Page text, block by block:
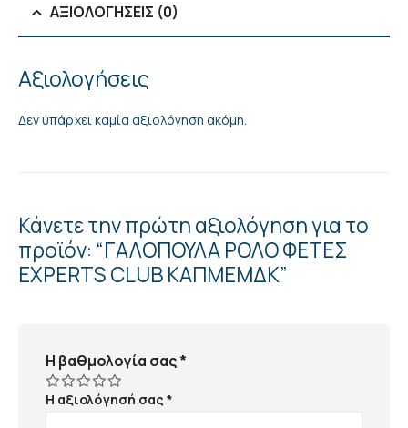
ΑΞΙΟΛΟΓΉΣΕΙΣ (0)
Αξιολογήσεις
Δεν υπάρχει καμία αξιολόγηση ακόμη.
Κάνετε την πρώτη αξιολόγηση για το
προϊόν: “ΓΑΛΟΠΟΥΛΑ ΡΟΛΟ ΦΕΤΕΣ
EXPERTS CLUB ΚΑΠΜΕΜΔΚ”
Η βαθμολογία σας*
Η αξιολόγησή σας*